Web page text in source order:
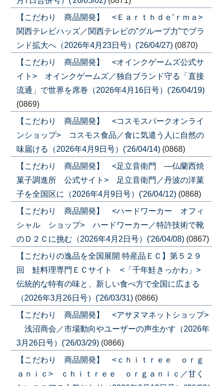
【こだわり 商品開発】 <Ｅａｒｔｈｄｅ’ｒｍａ>
関西テレビハッズ／関西テレビの”グループ力”でブラ
ンド拡大へ（2026年4月23日号）('26/04/27) (0870)
【こだわり 商品開発】 <オインクゲームズ公式サ
イト> オインクゲームズ／独自ブランド守る「直接
流通」で世界を席巻（2026年4月16日号）('26/04/19)
(0869)
【こだわり 商品開発】 <コスモスパークオンライ
ンショップ> コスモス食品／食に気遣う人に自然の
味届ける（2026年4月9日号）('26/04/14) (0868)
【こだわり 商品開発】 <足立音衛門 ―仏蘭西焼
菓子調進所 公式サイト> 足立音衛門／丹波の洋菓
子を全国区に（2026年4月9日号）('26/04/12) (0868)
【こだわり 商品開発】 <ハードワーカー オフィ
シャル ショップ> ハードワーカー／特許技術で靴
のＤ２Ｃに挑む（2026年4月2日号）('26/04/08) (0867)
【こだわりの逸品を全国展開 特産品ＥＣ】第５２９
回 鮭料理専門ＥＣサイト <「千年鮭きっかわ」>
伝統的な特有の味と、新しい食べ方で全国に広まる
（2026年3月26日号）('26/03/31) (0866)
【こだわり 商品開発】 <アサヌマネットショップ>
浅沼商会／市場動向やユーザーの声生かす（2026年
3月26日号）('26/03/29) (0866)
【こだわり 商品開発】 <ｃｈｉｔｒｅｅ ｏｒｇ
ａｎｉｃ> ｃｈｉｔｒｅｅ ｏｒｇａｎｉｃ／甘く